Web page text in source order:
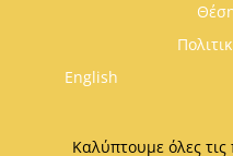
English
Καλύπτουμε όλες τις